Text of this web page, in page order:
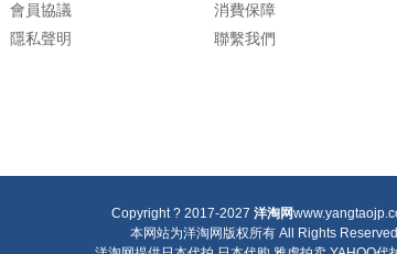
會員協議
隱私聲明
消費保障
聯繫我們
Copyright ? 2017-2027 洋淘网
本网站为洋淘网版权所有 All Rights Reserved